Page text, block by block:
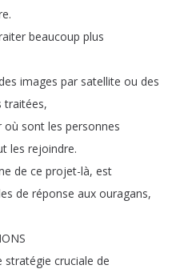
.
beaucoup plus
images par satellite ou des
traitées,
où sont les personnes
les rejoindre.
de ce projet-là, est
de réponse aux ouragans,
stratégie cruciale de